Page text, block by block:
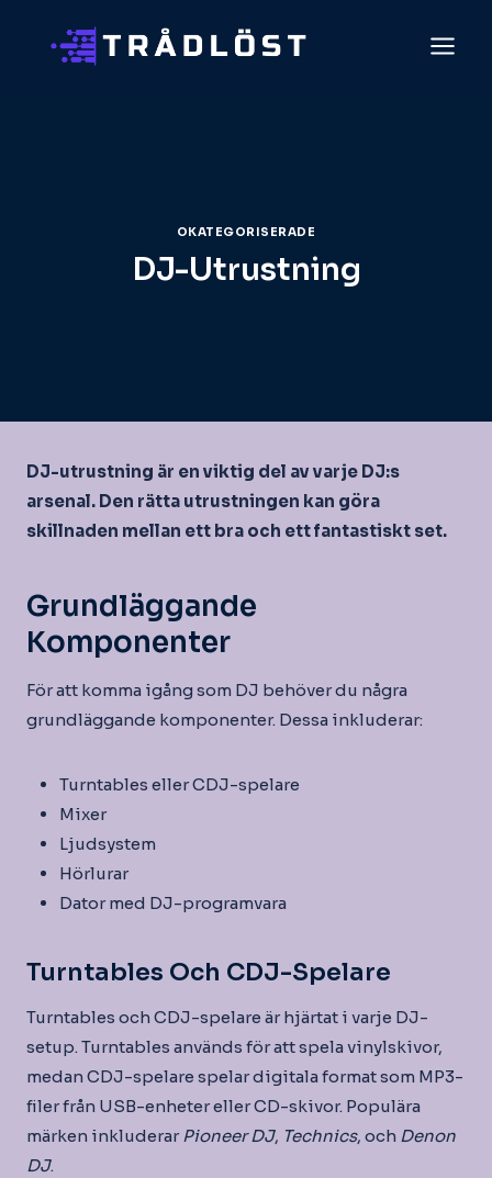
OKATEGORISERADE
DJ-Utrustning
DJ-utrustning är en viktig del av varje DJ:s
arsenal. Den rätta utrustningen kan göra
skillnaden mellan ett bra och ett fantastiskt set.
Grundläggande
Komponenter
För att komma igång som DJ behöver du några
grundläggande komponenter. Dessa inkluderar:
Turntables eller CDJ-spelare
Mixer
Ljudsystem
Hörlurar
Dator med DJ-programvara
Turntables Och CDJ-Spelare
Turntables och CDJ-spelare är hjärtat i varje DJ-
setup. Turntables används för att spela vinylskivor,
medan CDJ-spelare spelar digitala format som MP3-
filer från USB-enheter eller CD-skivor. Populära
märken inkluderar Pioneer DJ, Technics, och Denon
DJ.